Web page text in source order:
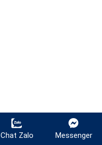
Chat Zalo Messenger